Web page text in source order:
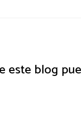
este blog